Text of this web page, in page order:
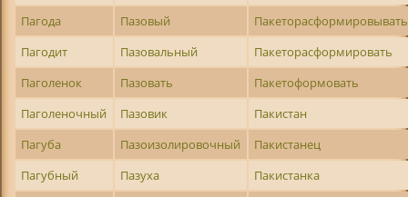
Пагода
Пазовый
Пакеторасформировывать
Пагодит
Пазовальный
Пакеторасформировать
Паголенок
Пазовать
Пакетоформовать
Паголеночный
Пазовик
Пакистан
Пагуба
Пазоизолировочный
Пакистанец
Пагубный
Пазуха
Пакистанка